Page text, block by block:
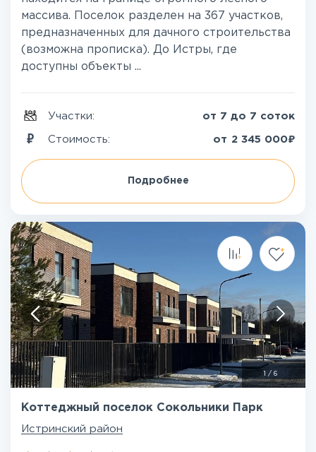
массива. Поселок разделен на 367 участков,
предназначенных для дачного строительства
(возможна прописка). До Истры, где
доступны объекты ...
Участки: от 7 до 7 соток
Стоимость: от 2 345 000₽
Подробнее
/ 6
Коттеджный поселок Сокольники Парк
Истринский район